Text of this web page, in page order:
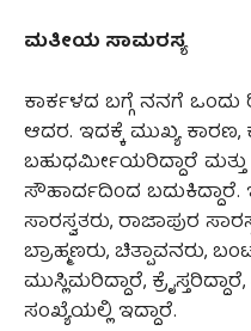
ಮತೀಯ ಸಾಮರಸ್ಯ
ಕಾರ್ಕಳದ ಬಗ್ಗೆ ನನಗೆ
ಆದರ. ಇದಕ್ಕೆ ಮುಖ್ಯ ಕಾರಣ,
ಬಹುಧರ್ಮೀಯರಿದ್ದಾರೆ
ಸೌಹಾರ್ದದಿಂದ ಬದುಕಿದ್ದಾರೆ.
ಸಾರಸ್ವತರು, ರಾಜಾಪುರ
ಬ್ರಾಹ್ಮಣರು, ಚಿತ್ಪಾವನರು,
ಮುಸ್ಲಿಮರಿದ್ದಾರೆ,
ಸಂಖ್ಯೆಯಲ್ಲಿ ಇದ್ದಾರೆ.